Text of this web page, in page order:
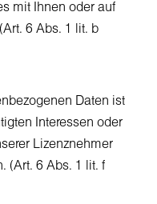
mit Ihnen oder auf
6 Abs. 1 lit. b
Daten ist
Interessen oder
Lizenznehmer
(Art. 6 Abs. 1 lit. f